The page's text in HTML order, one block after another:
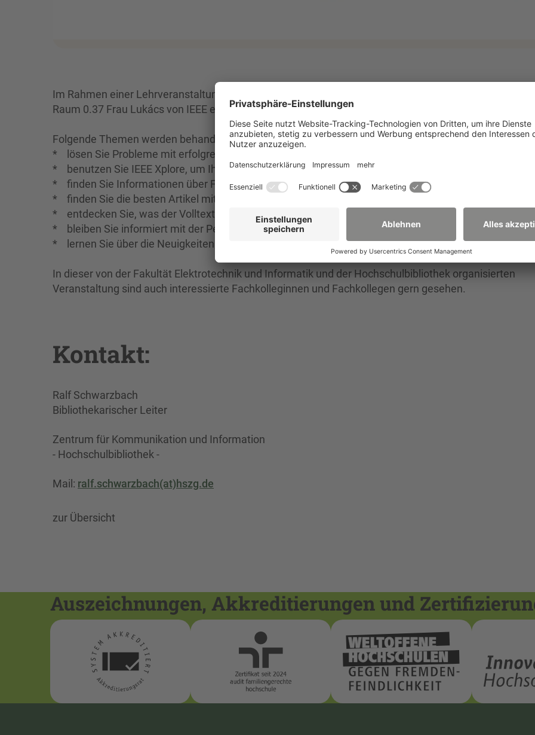
Im Rahmen einer Lehrveranstaltung wird am Mittwoch, den 12. April 2017, 12.30 - 14.00 Uhr im Haus
Raum 0.37 Frau Lukács von IEEE ein Seminar zum IEEE Xplore durchführen.
Folgende Themen werden behandelt:
* lösen Sie Probleme mit erfolgreichen Suchstrategien für präzise Trefferlisten
* benutzen Sie IEEE Xplore, um Ihr Wissen mit anderen zu teilen
* finden Sie Informationen über Firmen, neue Produkttechnologien und Patente
* finden Sie die besten Artikel mit der Sortierung nach „Most cited by papers“
* entdecken Sie, was der Volltext im HTML-Artikel auf Xplore bietet
* bleiben Sie informiert mit der Personalisierungsoptionen von IEEEXplore
* lernen Sie über die Neuigkeiten auf IEEE Xplore.
In dieser von der Fakultät Elektrotechnik und Informatik und der Hochschulbibliothek organisierten
Veranstaltung sind auch interessierte Fachkolleginnen und Fachkollegen gern gesehen.
Kontakt:
Ralf Schwarzbach
Bibliothekarischer Leiter
Zentrum für Kommunikation und Information
- Hochschulbibliothek -
Mail: ralf.schwarzbach(at)hszg.de
zur Übersicht
Auszeichnungen, Akkreditierungen und